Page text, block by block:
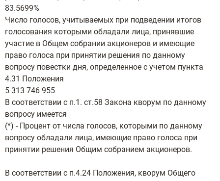
83.5699%
Число голосов, учитываемых при подведении итогов
голосования которыми обладали лица, принявшие
участие в Общем собрании акционеров и имеющие
право голоса при принятии решения по данному
вопросу повестки дня, определенное с учетом пункта
4.31 Положения
5 313 746 955
В соответствии с п.1. ст.58 Закона кворум по данному
вопросу имеется
(*) - Процент от числа голосов, которыми по данному
вопросу обладали лица, имеющие право голоса при
принятии решения Общим собранием акционеров.
В соответствии с п.4.24 Положения, кворум Общего